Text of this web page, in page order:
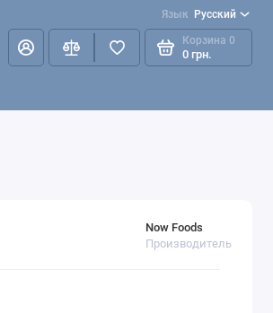
Язык Русский
Корзина 0
0 грн.
Now Foods
Производитель